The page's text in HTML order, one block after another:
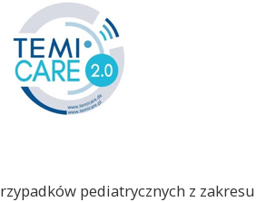
pediatrycznych z zakresu